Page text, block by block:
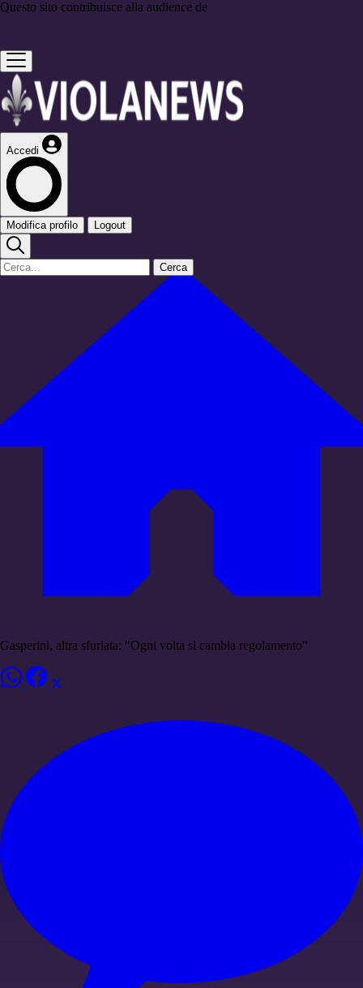
Questo sito contribuisce alla audience de
Accedi
Modifica profilo Logout
Cerca
Gasperini, altra sfuriata: "Ogni volta si cambia regolamento"